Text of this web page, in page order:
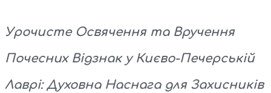
Урочисте Освячення та Вручення
Почесних Відзнак у Києво-Печерській
Лаврі: Духовна Наснага для Захисників